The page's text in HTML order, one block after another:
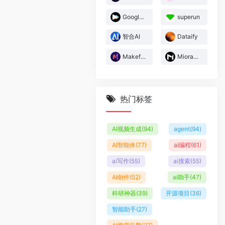
Google Flow Music superun
智合AI Dataify
Makefun Miora妙境
热门标签
AI视频生成(94) agent(94)
AI智能体(77) ai编程(61)
ai写作(55) ai搜索(55)
AI创作(52) ai助手(47)
科研神器(39) 开源项目 (36)
智能助手(27)